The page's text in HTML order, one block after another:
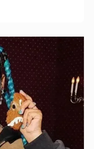
и Канье